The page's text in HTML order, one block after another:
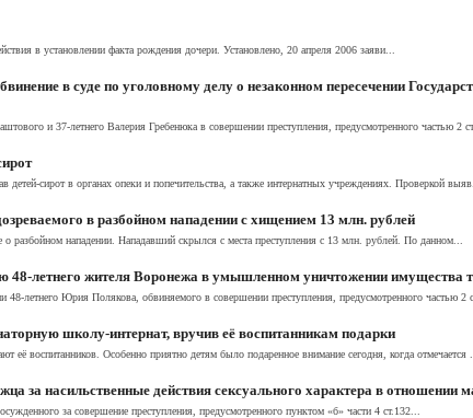
в установлении факта рождения дочери. Установлено, 20 апреля 2006 заяви...
в суде по уголовному делу о незаконном пересечении
и 37-летнего Валерия Гребенюка в совершении преступления, предусмотренного частью 2
сирот в органах опеки и попечительства, а также интернатных учреждениях. Проверкой
в разбойном нападении с хищением 13 млн. рублей
нападении. Нападавший скрылся с места преступления с 13 млн. рублей. По данном...
48-летнего жителя Воронежа в умышленном уничтожении имущества
летнего Юрия Полякова, обвиняемого в совершении преступления, предусмотренного частью 2
школу-интернат, вручив её воспитанникам подарки
воспитанников. Особенно приятно детям было подаренное внимание сегодня, когда отмечается ...
за насильственные действия сексуального характера в отношении
за совершение преступления, предусмотренного пунктом «б» части 4 ст.132...